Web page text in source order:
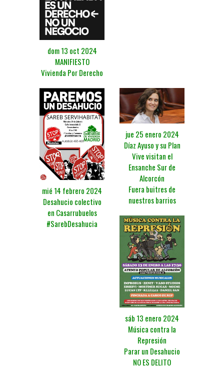
dom 13 oct 2024
MANIFIESTO
Vivienda Por Derecho
mié 14 febrero 2024
Desahucio colectivo
en Casarrubuelos
#SarebDesahucia
jue 25 enero 2024
Díaz Ayuso y su Plan
Vive visitan el
Ensanche Sur de
Alcorcón
Fuera buitres de
nuestros barrios
sáb 13 enero 2024
Música contra la
Represión
Parar un Desahucio
NO ES DELITO